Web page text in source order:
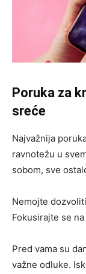
Poruka za
sreće
Najvažnija
ravnotežu u
sobom, sve
Nemojte
Fokusirajte se
Pred vama su
važne odluke.